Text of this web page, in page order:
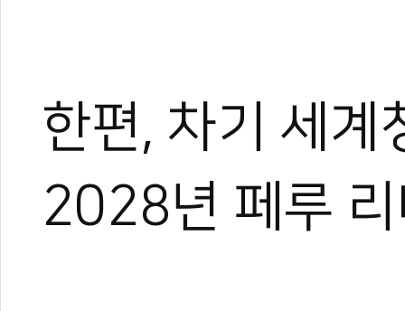
한편, 차기 세계
2028년 페루